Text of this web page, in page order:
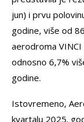
jun) i prvu
godine, više od
aerodroma
odnosno 6,7%
godine.
Istovremeno,
kvartalu 2025.